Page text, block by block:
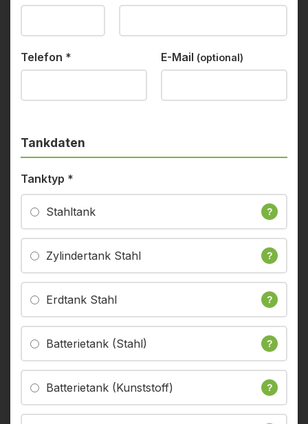
Telefon * E-Mail (optional)
Tankdaten
Tanktyp *
Stahltank ?
Zylindertank Stahl ?
Erdtank Stahl ?
Batterietank (Stahl) ?
Batterietank (Kunststoff) ?